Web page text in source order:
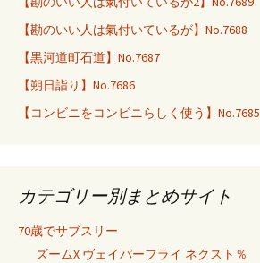
【勘のいい人は氣付いているが】No.7688
【黒河道町石道】No.7687
【朔日詣り】No.7686
【コンビニをコンビニらしく使う】No.7685
カテゴリー別まとめサイト
70歳でサブスリー
ズームX ヴェイパーフライ ネクスト％